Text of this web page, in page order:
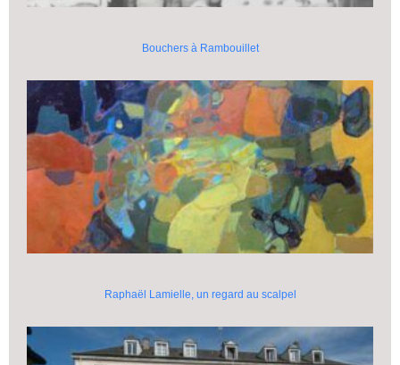
Bouchers à Rambouillet
Raphaël Lamielle, un regard au scalpel